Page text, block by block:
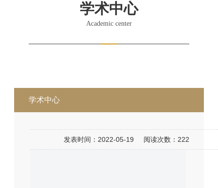
学术中心
Academic center
学术中心
发表时间： 2022-05-19 阅读次数： 222